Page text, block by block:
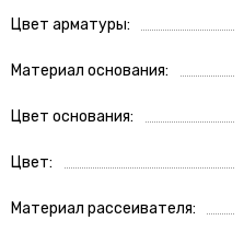
Цвет арматуры
Материал основания
Цвет основания
Цвет
Материал рассеивателя